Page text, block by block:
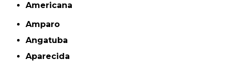
americana
Amparo
Angatuba
Aparecida